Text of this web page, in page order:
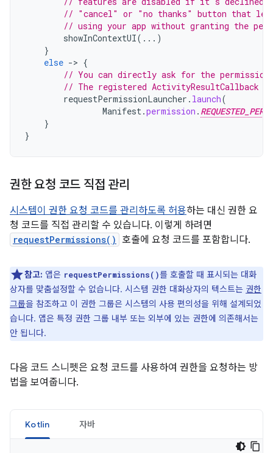
// "cancel" or "no thanks" button that
// using your app without granting the
showInContextUI(...)
}
else -> {
// You can directly ask for the
// The registered ActivityResultCallback
requestPermissionLauncher . launch(
Manifest.permission .
}
}
권한 요청 코드 직접 관리
시스템이 권한 요청 코드를 관리하도록 허용하는 대신 권한 요
청 코드를 직접 관리할 수 있습니다. 이렇게 하려면
requestPermissions() 호출에 요청 코드를 포함합니다.
참고: 앱은 requestPermissions()를 호출할 때 표시되는 대화
상자를 맞춤설정할 수 없습니다. 시스템 권한 대화상자의 텍스트는 권한
그룹을 참조하고 이 권한 그룹은 시스템의 사용 편의성을 위해 설계되었
습니다. 앱은 특정 권한 그룹 내부 또는 외부에 있는 권한에 의존해서는
안 됩니다.
다음 코드 스니펫은 요청 코드를 사용하여 권한을 요청하는 방
법을 보여줍니다.
Kotlin 자바